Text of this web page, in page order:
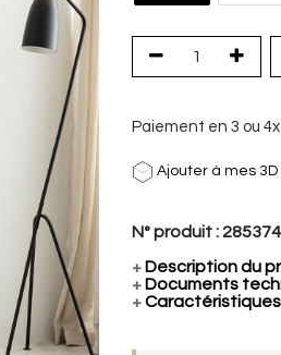
Paiement en 3 ou
Ajouter à mes 3D
N° produit : 285374
+Description du
+Documents
+